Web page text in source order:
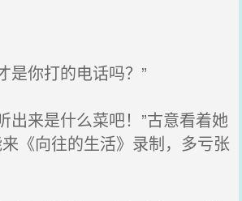
是你打的电话吗？”
出来是什么菜吧！”古意看着她
《向往的生活》录制，多亏张